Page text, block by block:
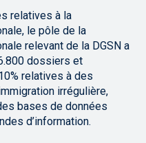
relatives à la
le pôle de la
relevant de la DGSN a
dossiers et
relatives à des
irrégulière,
bases de données
d’information.